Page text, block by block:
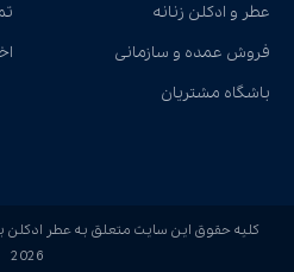
عطر و ادکلن زنانه
فروش عمده و سازمانی
باشگاه مشتریان
2026